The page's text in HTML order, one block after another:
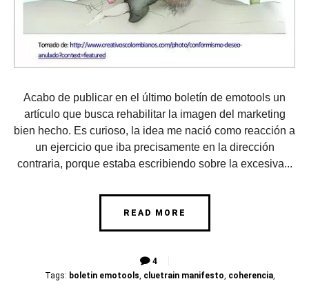
Acabo de publicar en el último boletín de emotools un
artículo que busca rehabilitar la imagen del marketing
bien hecho. Es curioso, la idea me nació como reacción a
un ejercicio que iba precisamente en la dirección
contraria, porque estaba escribiendo sobre la excesiva...
READ MORE
4
Tags: boletin emotools cluetrain manifesto coherencia,